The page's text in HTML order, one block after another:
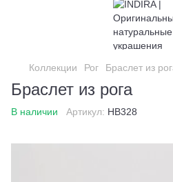
Коллекции Рог Браслет из
Браслет из рога
В наличии Артикул: HB328